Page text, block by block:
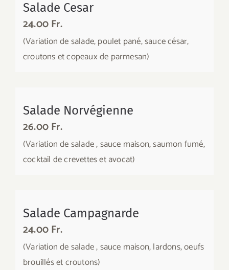
Salade Cesar
24.00 Fr.
(Variation de salade, poulet pané, sauce césar,
croutons et copeaux de parmesan)
Salade Norvégienne
26.00 Fr.
(Variation de salade , sauce maison, saumon fumé,
cocktail de crevettes et avocat)
Salade Campagnarde
24.00 Fr.
(Variation de salade , sauce maison, lardons, oeufs
brouillés et croutons)